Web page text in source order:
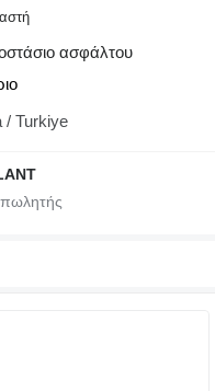
ασφάλτου
/ Turkiye